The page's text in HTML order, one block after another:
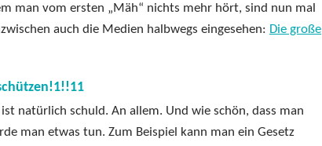
man vom ersten „Mäh“ nichts mehr hört, sind nun mal
auch die Medien halbwegs eingesehen: Die große
natürlich schuld. An allem. Und wie schön, dass man
man etwas tun. Zum Beispiel kann man ein Gesetz